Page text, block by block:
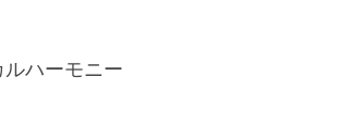
ハーモニー